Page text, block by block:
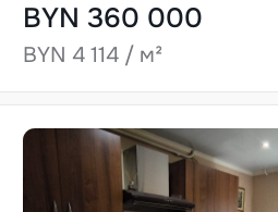
BYN 360 000
BYN 4 114 / м²